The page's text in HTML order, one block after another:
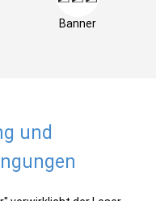
Banner
und